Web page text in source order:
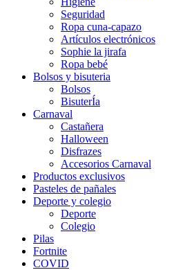
Seguridad
Ropa cuna-capazo
Artículos electrónicos
Sophie la jirafa
Ropa bebé
Bolsos y bisuteria
Bolsos
BisuterÍa
Carnaval
Castañera
Halloween
Disfrazes
Accesorios Carnaval
Productos exclusivos
Pasteles de pañales
Deporte y colegio
Deporte
Colegio
Pilas
Fortnite
COVID